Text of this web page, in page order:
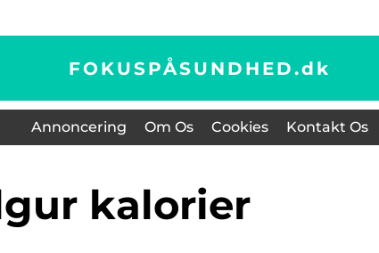
FOKUSPÅSUNDHED.dk
Annoncering Om Os Cookies Kontakt Os
kalorier